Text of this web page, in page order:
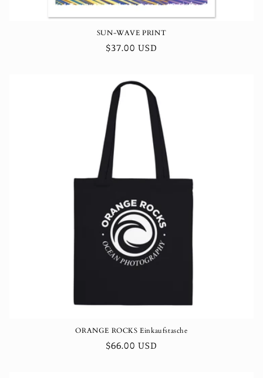
SUN-WAVE PRINT
Normaler
$37.00 USD
ORANGE ROCKS Einkaufstasche
Normaler
$66.00 USD